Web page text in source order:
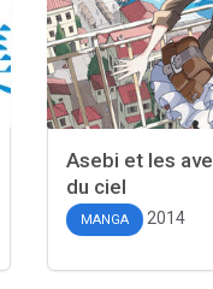
Asebi et les
du ciel
MANGA 2014